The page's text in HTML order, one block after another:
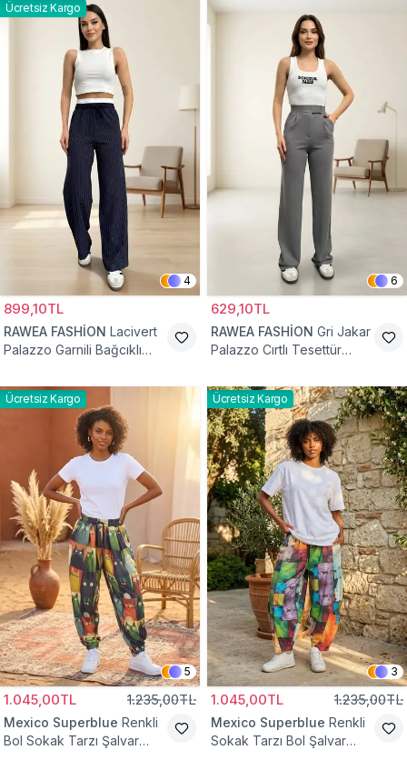
Ücretsiz Kargo
4
899,10TL
RAWEA FASHİON Lacivert
Palazzo Garnili Bağcıklı
6
629,10TL
RAWEA FASHİON Gri Jakar
Palazzo Cırtlı Tesettür
Ücretsiz Kargo
5
1.045,00TL 1.235,00TL
Mexico Superblue Renkli
Bol Sokak Tarzı Şalvar
Ücretsiz Kargo
3
1.045,00TL 1.235,00TL
Mexico Superblue Renkli
Sokak Tarzı Bol Şalvar